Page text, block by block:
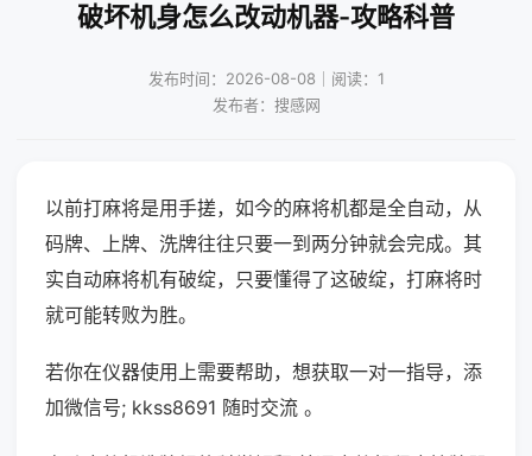
破坏机身怎么改动机器-攻略科普
发布时间：2026-08-08｜阅读：1
发布者：搜感网
以前打麻将是用手搓，如今的麻将机都是全自动，从
码牌、上牌、洗牌往往只要一到两分钟就会完成。其
实自动麻将机有破绽，只要懂得了这破绽，打麻将时
就可能转败为胜。
若你在仪器使用上需要帮助，想获取一对一指导，添
加微信号; kkss8691 随时交流 。